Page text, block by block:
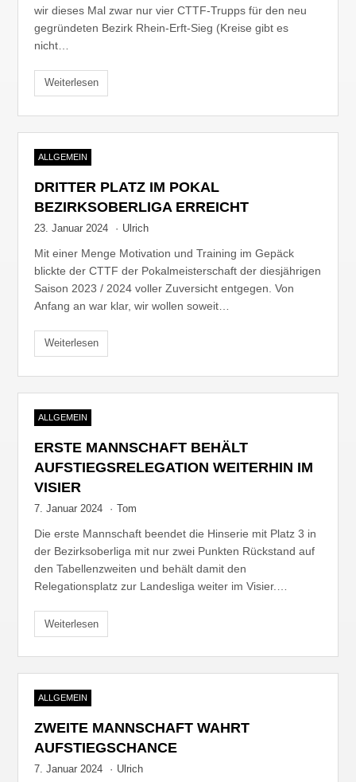
wir dieses Mal zwar nur vier CTTF-Trupps für den neu
gegründeten Bezirk Rhein-Erft-Sieg (Kreise gibt es
nicht…
Weiterlesen
ALLGEMEIN
DRITTER PLATZ IM POKAL
BEZIRKSOBERLIGA ERREICHT
23. Januar 2024 · Ulrich
Mit einer Menge Motivation und Training im Gepäck
blickte der CTTF der Pokalmeisterschaft der diesjährigen
Saison 2023 / 2024 voller Zuversicht entgegen. Von
Anfang an war klar, wir wollen soweit…
Weiterlesen
ALLGEMEIN
ERSTE MANNSCHAFT BEHÄLT
AUFSTIEGSRELEGATION WEITERHIN IM
VISIER
7. Januar 2024 · Tom
Die erste Mannschaft beendet die Hinserie mit Platz 3 in
der Bezirksoberliga mit nur zwei Punkten Rückstand auf
den Tabellenzweiten und behält damit den
Relegationsplatz zur Landesliga weiter im Visier.…
Weiterlesen
ALLGEMEIN
ZWEITE MANNSCHAFT WAHRT
AUFSTIEGSCHANCE
7. Januar 2024 · Ulrich